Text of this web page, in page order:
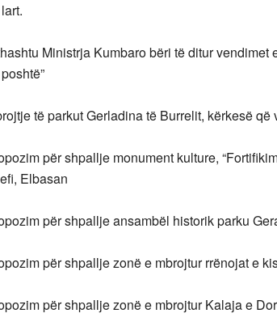
Ministrja Kumbaro bëri të ditur
të parkut Gerladina të Burrelit, kërkesë
për shpallje monument kulture,
Elbasan
për shpallje ansambël historik parku
për shpallje zonë e mbrojtur rrënojat e
për shpallje zonë e mbrojtur Kalaja e